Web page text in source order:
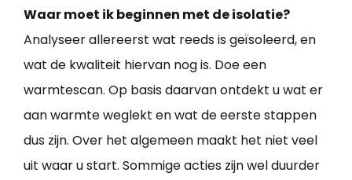
Waar moet ik beginnen met de isolatie?
Analyseer allereerst wat reeds is geïsoleerd, en
wat de kwaliteit hiervan nog is. Doe een
warmtescan. Op basis daarvan ontdekt u wat er
aan warmte weglekt en wat de eerste stappen
dus zijn. Over het algemeen maakt het niet veel
uit waar u start. Sommige acties zijn wel duurder